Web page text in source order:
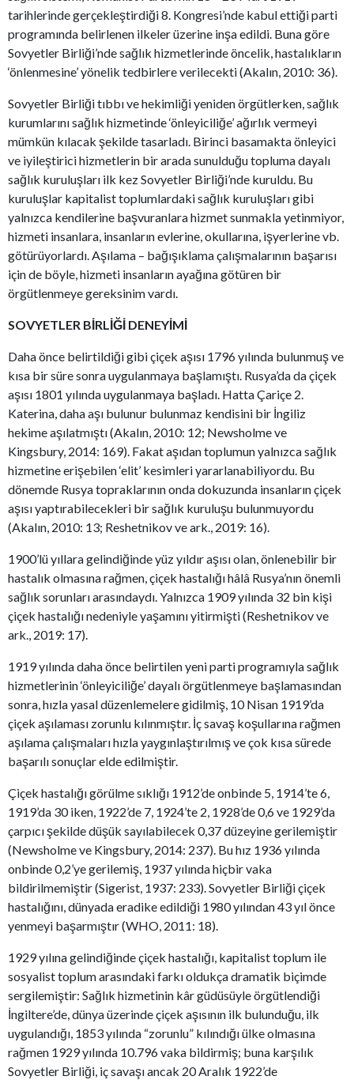
tarihlerinde gerçekleştirdiği 8. Kongresi’nde kabul ettiği parti
programında belirlenen ilkeler üzerine inşa edildi. Buna göre
Sovyetler Birliği’nde sağlık hizmetlerinde öncelik, hastalıkların
‘önlenmesine’ yönelik tedbirlere verilecekti (Akalın, 2010: 36).
Sovyetler Birliği tıbbı ve hekimliği yeniden örgütlerken, sağlık
kurumlarını sağlık hizmetinde ‘önleyiciliğe’ ağırlık vermeyi
mümkün kılacak şekilde tasarladı. Birinci basamakta önleyici
ve iyileştirici hizmetlerin bir arada sunulduğu topluma dayalı
sağlık kuruluşları ilk kez Sovyetler Birliği’nde kuruldu. Bu
kuruluşlar kapitalist toplumlardaki sağlık kuruluşları gibi
yalnızca kendilerine başvuranlara hizmet sunmakla yetinmiyor,
hizmeti insanlara, insanların evlerine, okullarına, işyerlerine vb.
götürüyorlardı. Aşılama – bağışıklama çalışmalarının başarısı
için de böyle, hizmeti insanların ayağına götüren bir
örgütlenmeye gereksinim vardı.
SOVYETLER BİRLİĞİ DENEYİMİ
Daha önce belirtildiği gibi çiçek aşısı 1796 yılında bulunmuş ve
kısa bir süre sonra uygulanmaya başlamıştı. Rusya’da da çiçek
aşısı 1801 yılında uygulanmaya başladı. Hatta Çariçe 2.
Katerina, daha aşı bulunur bulunmaz kendisini bir İngiliz
hekime aşılatmıştı (Akalın, 2010: 12; Newsholme ve
Kingsbury, 2014: 169). Fakat aşıdan toplumun yalnızca sağlık
hizmetine erişebilen ‘elit’ kesimleri yararlanabiliyordu. Bu
dönemde Rusya topraklarının onda dokuzunda insanların çiçek
aşısı yaptırabilecekleri bir sağlık kuruluşu bulunmuyordu
(Akalın, 2010: 13; Reshetnikov ve ark., 2019: 16).
1900’lü yıllara gelindiğinde yüz yıldır aşısı olan, önlenebilir bir
hastalık olmasına rağmen, çiçek hastalığı hâlâ Rusya’nın önemli
sağlık sorunları arasındaydı. Yalnızca 1909 yılında 32 bin kişi
çiçek hastalığı nedeniyle yaşamını yitirmişti (Reshetnikov ve
ark., 2019: 17).
1919 yılında daha önce belirtilen yeni parti programıyla sağlık
hizmetlerinin ‘önleyiciliğe’ dayalı örgütlenmeye başlamasından
sonra, hızla yasal düzenlemelere gidilmiş, 10 Nisan 1919’da
çiçek aşılaması zorunlu kılınmıştır. İç savaş koşullarına rağmen
aşılama çalışmaları hızla yaygınlaştırılmış ve çok kısa sürede
başarılı sonuçlar elde edilmiştir.
Çiçek hastalığı görülme sıklığı 1912’de onbinde 5, 1914’te 6,
1919’da 30 iken, 1922’de 7, 1924’te 2, 1928’de 0,6 ve 1929’da
çarpıcı şekilde düşük sayılabilecek 0,37 düzeyine gerilemiştir
(Newsholme ve Kingsbury, 2014: 237). Bu hız 1936 yılında
onbinde 0,2’ye gerilemiş, 1937 yılında hiçbir vaka
bildirilmemiştir (Sigerist, 1937: 233). Sovyetler Birliği çiçek
hastalığını, dünyada eradike edildiği 1980 yılından 43 yıl önce
yenmeyi başarmıştır (WHO, 2011: 18).
1929 yılına gelindiğinde çiçek hastalığı, kapitalist toplum ile
sosyalist toplum arasındaki farkı oldukça dramatik biçimde
sergilemiştir: Sağlık hizmetinin kâr güdüsüyle örgütlendiği
İngiltere’de, dünya üzerinde çiçek aşısının ilk bulunduğu, ilk
uygulandığı, 1853 yılında “zorunlu” kılındığı ülke olmasına
rağmen 1929 yılında 10.796 vaka bildirmiş; buna karşılık
Sovyetler Birliği, iç savaşı ancak 20 Aralık 1922’de